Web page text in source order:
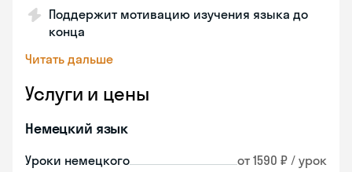
Поддержит мотивацию изучения языка до
конца
Читать дальше
Услуги и цены
Немецкий язык
Уроки немецкого от 1590 ₽ / урок